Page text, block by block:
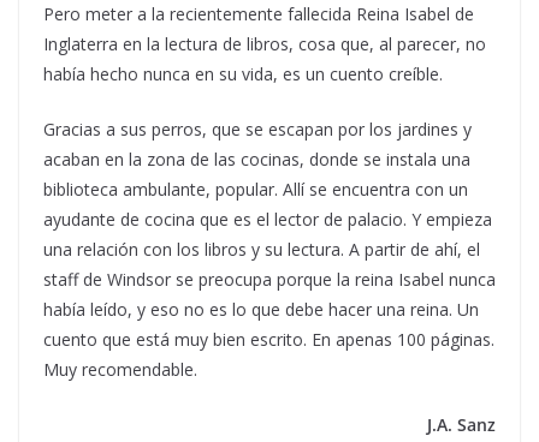
Pero meter a la recientemente fallecida Reina Isabel de
Inglaterra en la lectura de libros, cosa que, al parecer, no
había hecho nunca en su vida, es un cuento creíble.
Gracias a sus perros, que se escapan por los jardines y
acaban en la zona de las cocinas, donde se instala una
biblioteca ambulante, popular. Allí se encuentra con un
ayudante de cocina que es el lector de palacio. Y empieza
una relación con los libros y su lectura. A partir de ahí, el
staff de Windsor se preocupa porque la reina Isabel nunca
había leído, y eso no es lo que debe hacer una reina. Un
cuento que está muy bien escrito. En apenas 100 páginas.
Muy recomendable.
J.A. Sanz